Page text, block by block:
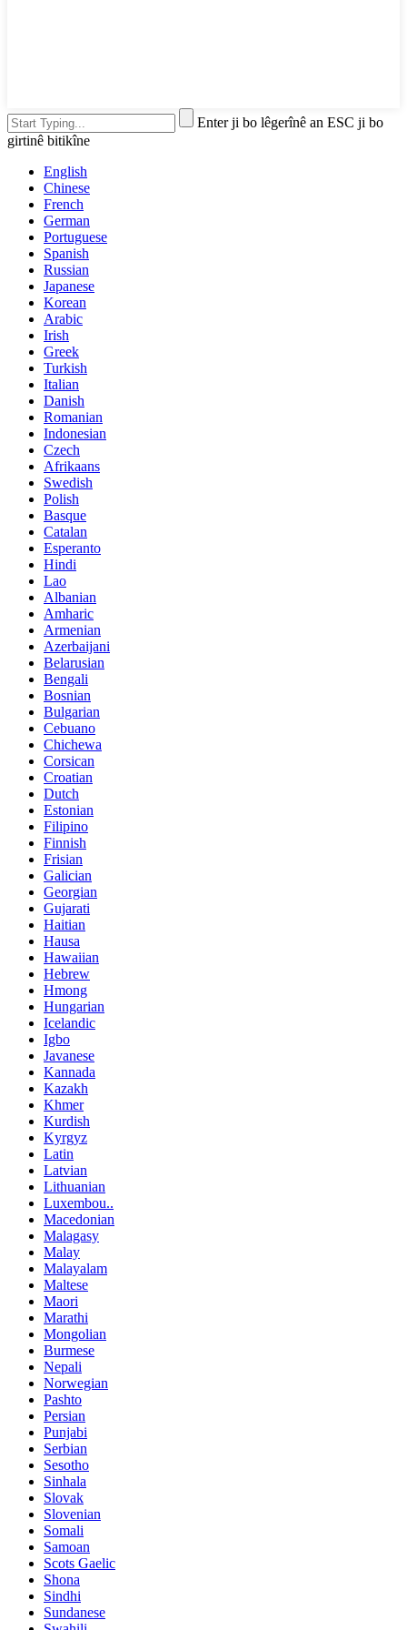
Enter ji bo lêgerînê an ESC ji bo
girtinê bitikîne
English
Chinese
French
German
Portuguese
Spanish
Russian
Japanese
Korean
Arabic
Irish
Greek
Turkish
Italian
Danish
Romanian
Indonesian
Czech
Afrikaans
Swedish
Polish
Basque
Catalan
Esperanto
Hindi
Lao
Albanian
Amharic
Armenian
Azerbaijani
Belarusian
Bengali
Bosnian
Bulgarian
Cebuano
Chichewa
Corsican
Croatian
Dutch
Estonian
Filipino
Finnish
Frisian
Galician
Georgian
Gujarati
Haitian
Hausa
Hawaiian
Hebrew
Hmong
Hungarian
Icelandic
Igbo
Javanese
Kannada
Kazakh
Khmer
Kurdish
Kyrgyz
Latin
Latvian
Lithuanian
Luxembou..
Macedonian
Malagasy
Malay
Malayalam
Maltese
Maori
Marathi
Mongolian
Burmese
Nepali
Norwegian
Pashto
Persian
Punjabi
Serbian
Sesotho
Sinhala
Slovak
Slovenian
Somali
Samoan
Scots Gaelic
Shona
Sindhi
Sundanese